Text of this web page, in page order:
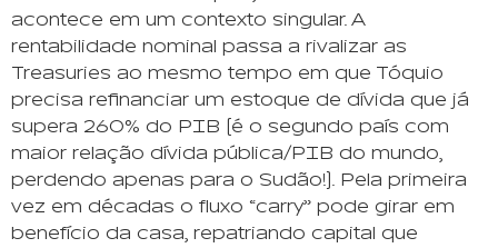
acontece em um contexto singular. A
rentabilidade nominal passa a rivalizar as
Treasuries ao mesmo tempo em que Tóquio
precisa refinanciar um estoque de dívida que já
supera 260% do PIB (é o segundo país com
maior relação dívida pública/PIB do mundo,
perdendo apenas para o Sudão!). Pela primeira
vez em décadas o fluxo “carry” pode girar em
benefício da casa, repatriando capital que